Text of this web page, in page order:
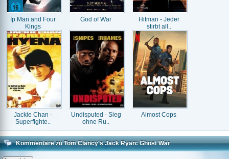
Ip Man and Four
Kings
God of War
Hitman - Jeder
stirbt all..
Jackie Chan -
Superfighte..
Undisputed - Sieg
ohne Ru..
Almost Cops
Kommentare zu Tom Clancy's Jack Ryan: Ghost War